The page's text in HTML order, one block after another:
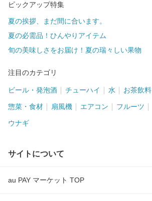
ピックアップ特集
夏の挨拶、まだ間に合います。
夏の必需品！ひんやりアイテム
旬の美味しさをお届け！夏の瑞々しい果物
注目のカテゴリ
ビール・発泡酒 チューハイ 水 お茶飲料
惣菜・食材 扇風機 エアコン フルーツ
ウナギ
サイトについて
au PAY マーケット TOP